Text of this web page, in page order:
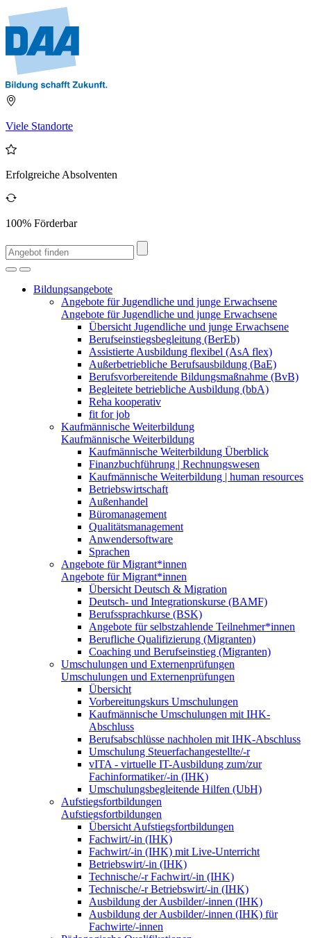
Viele Standorte
Erfolgreiche Absolventen
100% Förderbar
Bildungsangebote
Angebote für Jugendliche und junge Erwachsene
Angebote für Jugendliche und junge Erwachsene
Übersicht Jugendliche und junge Erwachsene
Berufseinstiegsbegleitung (BerEb)
Assistierte Ausbildung flexibel (AsA flex)
Außerbetriebliche Berufsausbildung (BaE)
Berufsvorbereitende Bildungsmaßnahme (BvB)
Begleitete betriebliche Ausbildung (bbA)
Reha kooperativ
fit for job
Kaufmännische Weiterbildung
Kaufmännische Weiterbildung
Kaufmännische Weiterbildung Überblick
Finanzbuchführung | Rechnungswesen
Kaufmännische Weiterbildung | human resources
Betriebswirtschaft
Außenhandel
Büromanagement
Qualitätsmanagement
Anwendersoftware
Sprachen
Angebote für Migrant*innen
Angebote für Migrant*innen
Übersicht Deutsch & Migration
Deutsch- und Integrationskurse (BAMF)
Berufssprachkurse (BSK)
Angebote für selbstzahlende Teilnehmer*innen
Berufliche Qualifizierung (Migranten)
Coaching und Berufseinstieg (Migranten)
Umschulungen und Externenprüfungen
Umschulungen und Externenprüfungen
Übersicht
Vorbereitungskurs Umschulungen
Kaufmännische Umschulungen mit IHK-
Abschluss
Berufsabschlüsse nachholen mit IHK-Abschluss
Umschulung Steuerfachangestellte/-r
vITA - virtuelle IT-Ausbildung zum/zur
Fachinformatiker/-in (IHK)
Umschulungsbegleitende Hilfen (UbH)
Aufstiegsfortbildungen
Aufstiegsfortbildungen
Übersicht Aufstiegsfortbildungen
Fachwirt/-in (IHK)
Fachwirt/-in (IHK) mit Live-Unterricht
Betriebswirt/-in (IHK)
Technische/-r Fachwirt/-in (IHK)
Technische/-r Betriebswirt/-in (IHK)
Ausbildung der Ausbilder/-innen (IHK)
Ausbildung der Ausbilder/-innen (IHK) für
Fachwirte/-innen